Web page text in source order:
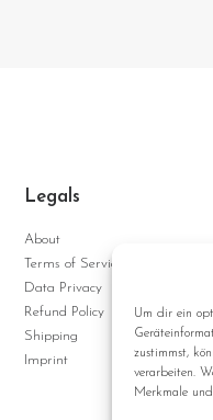
Um dir ein
zustimmst,
verarbeiten.
Merkmale
Legals
About
Terms of Service
Data Privacy
Refund Policy
Shipping
Imprint